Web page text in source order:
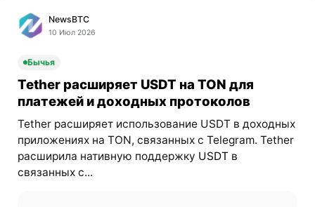
NewsBTC
10 Июл 2026
Бычья
Tether расширяет USDT на TON для
платежей и доходных протоколов
Tether расширяет использование USDT в доходных
приложениях на TON, связанных с Telegram. Tether
расширила нативную поддержку USDTв
связанных с...